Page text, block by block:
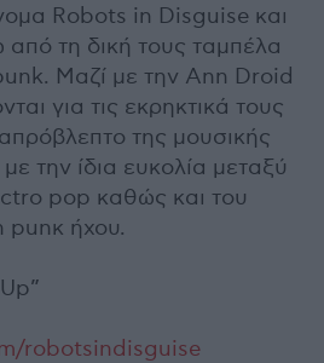
Robots in Disguise και
από τη δική τους ταμπέλα
Μαζί με την Ann Droid
για τις εκρηκτικά τους
της μουσικής
την ίδια ευκολία μεταξύ
pop καθώς και του
ήχου.
robotsindisguise